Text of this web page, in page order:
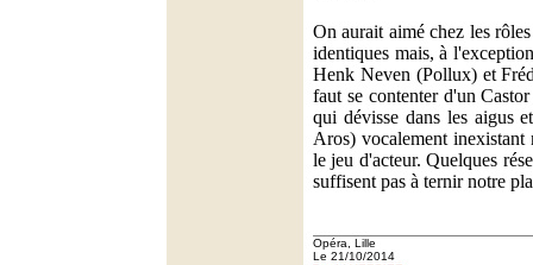
On aurait aimé chez les
identiques mais, à
Henk Neven (Pollux) et
faut se contenter d'un
qui dévisse dans les aigus
Aros) vocalement inexistant
le jeu d'acteur. Quelques
suffisent pas à ternir notre
Opéra, Lille
Le 21/10/2014